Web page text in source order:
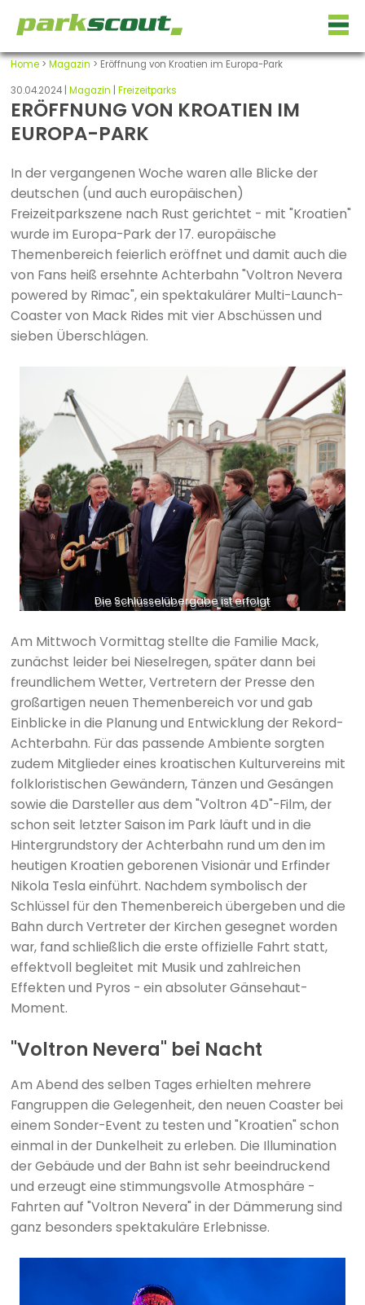
Home> Magazin > Eröffnung von Kroatien im Europa-Park
30.04.2024 | Magazin Freizeitparks
ERÖFFNUNG VON KROATIEN IM
EUROPA-PARK
In der vergangenen Woche waren alle Blicke der
deutschen (und auch europäischen)
Freizeitparkszene nach Rust gerichtet - mit "Kroatien"
wurde im Europa-Park der 17. europäische
Themenbereich feierlich eröffnet und damit auch die
von Fans heiß ersehnte Achterbahn "Voltron Nevera
powered by Rimac", ein spektakulärer Multi-Launch-
Coaster von Mack Rides mit vier Abschüssen und
sieben Überschlägen.
Die Schlüsselübergabe ist erfolgt
Am Mittwoch Vormittag stellte die Familie Mack,
zunächst leider bei Nieselregen, später dann bei
freundlichem Wetter, Vertretern der Presse den
großartigen neuen Themenbereich vor und gab
Einblicke in die Planung und Entwicklung der Rekord-
Achterbahn. Für das passende Ambiente sorgten
zudem Mitglieder eines kroatischen Kulturvereins mit
folkloristischen Gewändern, Tänzen und Gesängen
sowie die Darsteller aus dem "Voltron 4D"-Film, der
schon seit letzter Saison im Park läuft und in die
Hintergrundstory der Achterbahn rund um den im
heutigen Kroatien geborenen Visionär und Erfinder
Nikola Tesla einführt. Nachdem symbolisch der
Schlüssel für den Themenbereich übergeben und die
Bahn durch Vertreter der Kirchen gesegnet worden
war, fand schließlich die erste offizielle Fahrt statt,
effektvoll begleitet mit Musik und zahlreichen
Effekten und Pyros - ein absoluter Gänsehaut-
Moment.
"Voltron Nevera" bei Nacht
Am Abend des selben Tages erhielten mehrere
Fangruppen die Gelegenheit, den neuen Coaster bei
einem Sonder-Event zu testen und "Kroatien" schon
einmal in der Dunkelheit zu erleben. Die Illumination
der Gebäude und der Bahn ist sehr beeindruckend
und erzeugt eine stimmungsvolle Atmosphäre -
Fahrten auf "Voltron Nevera" in der Dämmerung sind
ganz besonders spektakuläre Erlebnisse.